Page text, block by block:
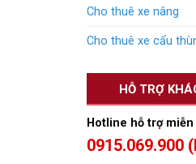
Cho thuê xe nâng
Cho thuê xe cẩu
HỖ TRỢ
Hotline hỗ trợ
0915.069.900